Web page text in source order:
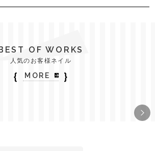
OF WORKS
人気のお客様ネイル
｛ MORE ｝